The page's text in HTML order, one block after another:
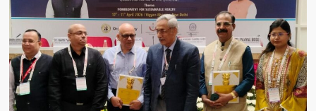
मेडिकल
कॉलेज
का
वार्षिकोत्सव